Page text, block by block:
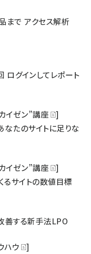
まで アクセス解析
グインしてレポート
イゼン”講座
]
なたのサイトに足りな
イゼン”講座
]
るサイトの数値目標
善する新手法LPO
ハウ
]